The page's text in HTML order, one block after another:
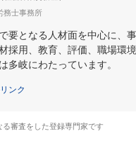
務士事務所
要となる人材面を中心に、
採用、教育、評価、職場環
多岐にわたっています。
ンク
審査をした登録専門家です